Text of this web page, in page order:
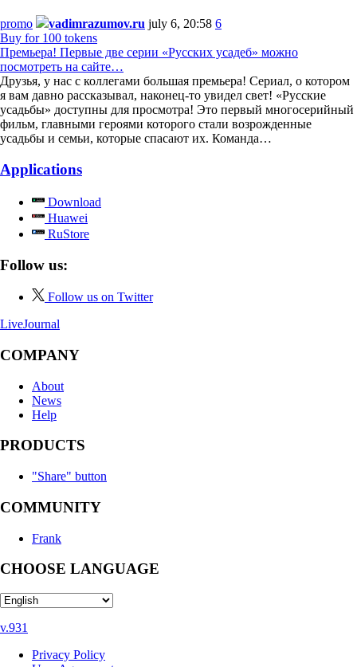
promo vadimrazumov.ru july 6, 20:58 6
Buy for 100 tokens
Премьера! Первые две серии «Русских усадеб» можно
посмотреть на сайте…
Друзья, у нас с коллегами большая премьера! Сериал, о котором
я вам давно рассказывал, наконец-то увидел свет! «Русские
усадьбы» доступны для просмотра! Это первый многосерийный
фильм, главными героями которого стали возрожденные
усадьбы и семьи, которые спасают их. Команда…
Applications
Download
Huawei
RuStore
Follow us:
Follow us on Twitter
LiveJournal
COMPANY
About
News
Help
PRODUCTS
"Share" button
COMMUNITY
Frank
CHOOSE LANGUAGE
v.931
Privacy Policy